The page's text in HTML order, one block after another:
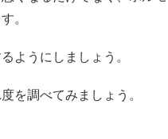
。
ようにしましょう。
を調べてみましょう。